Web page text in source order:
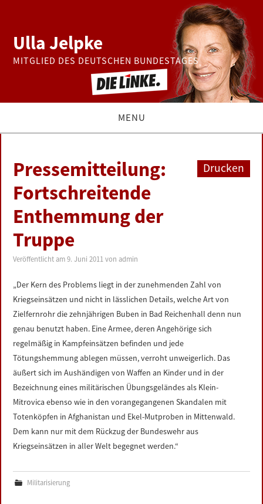
Ulla Jelpke
MITGLIED DES DEUTSCHEN BUNDESTAGES
MENU
BUNDESTAG
PRESSE
ZUR PERSON
DATENSCHUTZERKLÄRUNG
IMPRESSUM
Drucken
Pressemitteilung:
Fortschreitende
Enthemmung der
Truppe
Veröffentlicht am9. Juni 2011 vonadmin
„Der Kern des Problems liegt in der zunehmenden Zahl von
Kriegseinsätzen und nicht in lässlichen Details, welche Art von
Zielfernrohr die zehnjährigen Buben in Bad Reichenhall denn nun
genau benutzt haben. Eine Armee, deren Angehörige sich
regelmäßig in Kampfeinsätzen befinden und jede
Tötungshemmung ablegen müssen, verroht unweigerlich. Das
äußert sich im Aushändigen von Waffen an Kinder und in der
Bezeichnung eines militärischen Übungsgeländes als Klein-
Mitrovica ebenso wie in den vorangegangenen Skandalen mit
Totenköpfen in Afghanistan und Ekel-Mutproben in Mittenwald.
Dem kann nur mit dem Rückzug der Bundeswehr aus
Kriegseinsätzen in aller Welt begegnet werden.“
Militarisierung